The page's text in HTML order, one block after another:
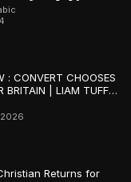
: CONVERT CHOOSES
BRITAIN | LIAM TUFFS
Returns for